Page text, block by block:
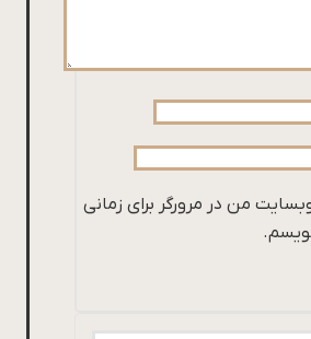
من در مرورگر برای زمانی